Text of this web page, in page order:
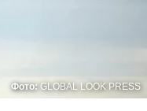
Фото: GLOBAL LOOK PRESS